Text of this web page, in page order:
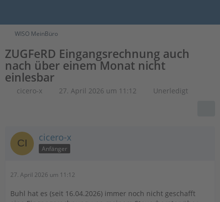
WISO MeinBüro
ZUGFeRD Eingangsrechnung auch
nach über einem Monat nicht
einlesbar
cicero-x 27. April 2026 um 11:12 Unerledigt
cicero-x
Anfänger
27. April 2026 um 11:12
Buhl hat es (seit 16.04.2026) immer noch nicht geschafft